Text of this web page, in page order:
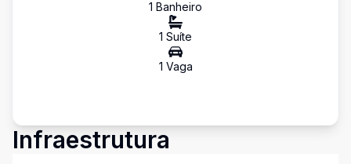
1 Banheiro
1 Suíte
1 Vaga
Infraestrutura